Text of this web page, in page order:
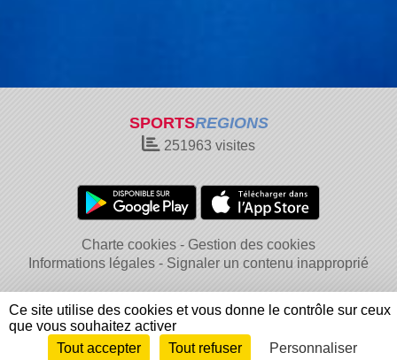
SPORTSREGIONS
251963 visites
Charte cookies
Gestion des cookies
Informations légales
Signaler un contenu inapproprié
Envie de participer ? Connexion
Ce site utilise des cookies et vous donne le contrôle sur ceux
que vous souhaitez activer
Tout accepter
Tout refuser Personnaliser